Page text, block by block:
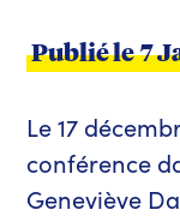
Publié le 7
Le 17
conférence
Geneviève